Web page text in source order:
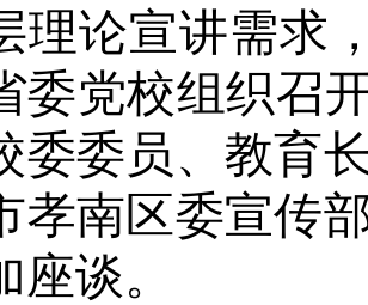
理论宣讲需求
委党校组织召
委委员、教育
孝南区委宣传
座谈。